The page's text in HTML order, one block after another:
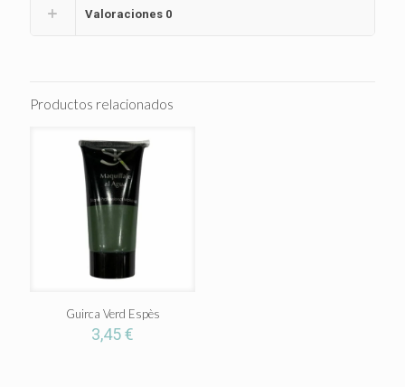
Valoraciones 0
Productos relacionados
Guirca Verd Espès
3,45€